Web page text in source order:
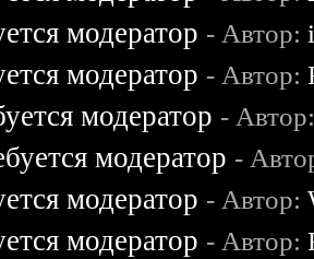
модератор - Автор:
модератор - Автор:
модератор -
модератор -
модератор - Автор:
модератор - Автор: